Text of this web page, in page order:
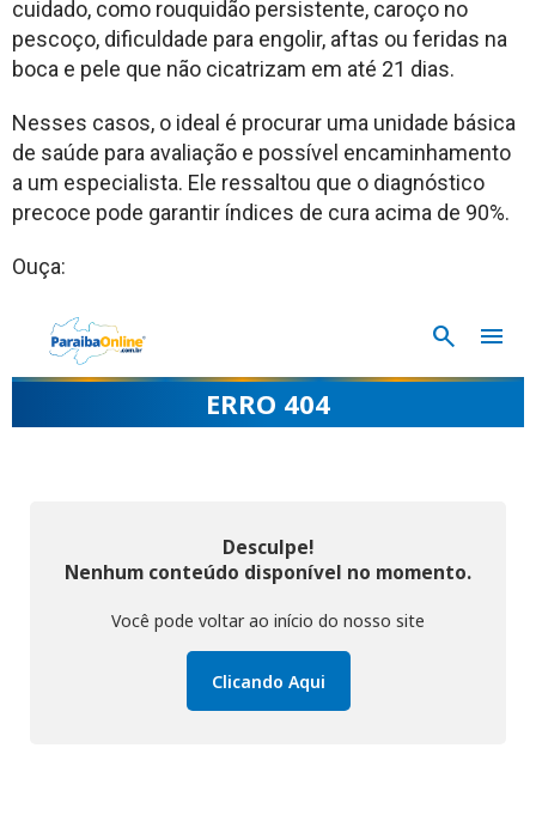
cuidado, como rouquidão persistente, caroço no
pescoço, dificuldade para engolir, aftas ou feridas na
boca e pele que não cicatrizam em até 21 dias.
Nesses casos, o ideal é procurar uma unidade básica
de saúde para avaliação e possível encaminhamento
a um especialista. Ele ressaltou que o diagnóstico
precoce pode garantir índices de cura acima de 90%.
Ouça: